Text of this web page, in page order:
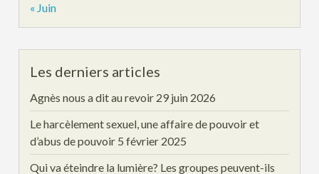
« Juin
Les derniers articles
Agnès nous a dit au revoir 29 juin 2026
Le harcèlement sexuel, une affaire de pouvoir et
d’abus de pouvoir 5 février 2025
Qui va éteindre la lumière? Les groupes peuvent-ils